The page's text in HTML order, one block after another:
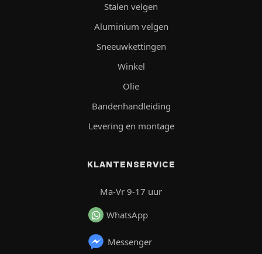
Stalen velgen
Aluminium velgen
Sneeuwkettingen
Winkel
Olie
Bandenhandleiding
Levering en montage
KLANTENSERVICE
Ma-Vr 9-17 uur
WhatsApp
Messenger